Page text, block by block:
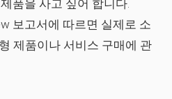
품을 사고 싶어 합니다.
보고서에 따르면 실제로 소
제품이나 서비스 구매에 관